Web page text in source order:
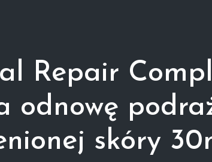
Repair
odnowę
skóry